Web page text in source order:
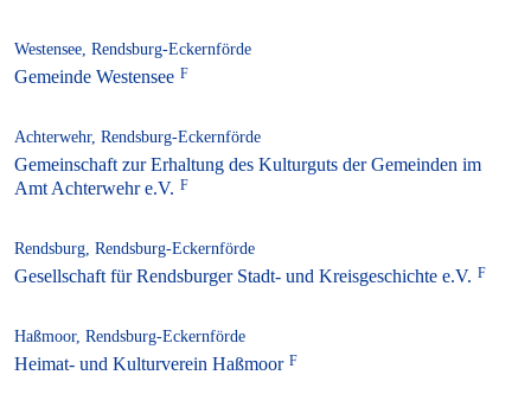
Westensee, Rendsburg-Eckernförde
Gemeinde Westensee
Achterwehr, Rendsburg-Eckernförde
Gemeinschaft zur Erhaltung des Kulturguts der Gemeinden im
Amt Achterwehr e.V.
Rendsburg, Rendsburg-Eckernförde
Gesellschaft für Rendsburger Stadt- und Kreisgeschichte e.V.
Haßmoor, Rendsburg-Eckernförde
Heimat- und Kulturverein Haßmoor